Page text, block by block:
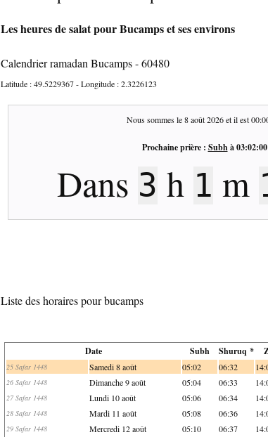
Les heures de salat pour Bucamps et ses environs
Calendrier ramadan Bucamps - 60480
Latitude :49.5229367- Longitude :2.3226123
Nous sommes le8 août 2026et il est
Prochaine prière : Subhà03:02:00
Dans3h1m
Liste des horaires pour bucamps
Date Subh Shuruq *
25 Safar 1448 Samedi 8 août 05:02 06:32
26 Safar 1448 Dimanche 9 août 05:04 06:33
27 Safar 1448 Lundi 10 août 05:06 06:34
28 Safar 1448 Mardi 11 août 05:08 06:36
29 Safar 1448 Mercredi 12 août 05:10 06:37